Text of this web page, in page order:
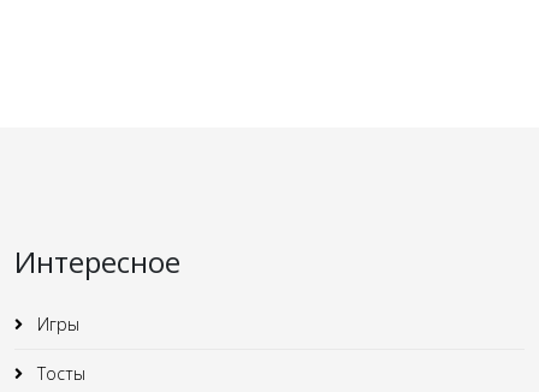
Интересное
Игры
Тосты